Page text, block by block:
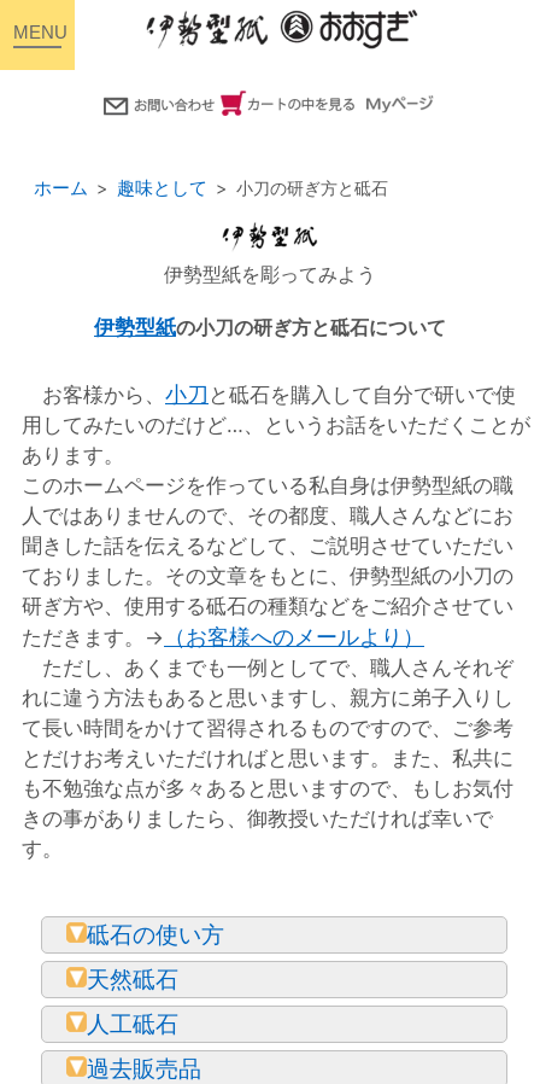
ホーム 趣味として 小刀の研ぎ方と砥石
伊勢型紙を彫ってみよう
伊勢型紙の小刀の研ぎ方と砥石について
お客様から、 小刀 と砥石を購入して自分で研いで使
用してみたいのだけど…、というお話をいただくことが
あります。
このホームページを作っている私自身は伊勢型紙の職
人ではありませんので、その都度、職人さんなどにお
聞きした話を伝えるなどして、ご説明させていただい
ておりました。その文章をもとに、伊勢型紙の小刀の
研ぎ方や、使用する砥石の種類などをご紹介させてい
ただきます。→ （お客様へのメールより）
ただし、あくまでも一例としてで、職人さんそれぞ
れに違う方法もあると思いますし、親方に弟子入りし
て長い時間をかけて習得されるものですので、ご参考
とだけお考えいただければと思います。また、私共に
も不勉強な点が多々あると思いますので、もしお気付
きの事がありましたら、御教授いただければ幸いで
す。
砥石の使い方
天然砥石
人工砥石
過去販売品
toggle
navigation